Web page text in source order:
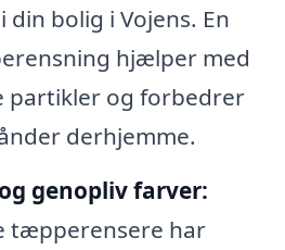
bolig i Vojens. En
hjælper med
partikler og forbedrer
derhjemme.
genopliv farver:
tæpperensere har